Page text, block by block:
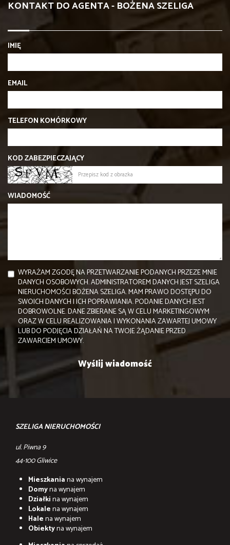
KONTAKT DO AGENTA - BOŻENA SZELIGA
IMIĘ
EMAIL
TELEFON KOMÓRKOWY
KOD ZABEZPIECZAJĄCY
WIADOMOŚĆ
WYRAŻAM ZGODĘ NA PRZETWARZANIE PODANYCH PRZEZE MNIE
DANYCH OSOBOWYCH. ADMINISTRATOREM DANYCH JEST SZELIGA
NIERUCHOMOŚCI BOŻENA SZELIGA. MAM PRAWO DOSTĘPU DO
SWOICH DANYCH I ICH POPRAWIANIA. PODANIE DANYCH JEST
DOBROWOLNE. DANE ZBIERANE SĄ W CELU MARKETINGOWYM
ORAZ W CELU REALIZOWANIA I WYKONANIA ZAWARTEJ UMOWY
LUB DO PODJĘCIA DZIAŁAŃ NA TWOJE ŻĄDANIE PRZED
ZAWARCIEM UMOWY.
SZELIGA NIERUCHOMOŚCI
ul. Piwna 9
44-100 Gliwice
Mieszkaniana wynajem
Domyna wynajem
Działkina wynajem
Lokalena wynajem
Halena wynajem
Obiektyna wynajem